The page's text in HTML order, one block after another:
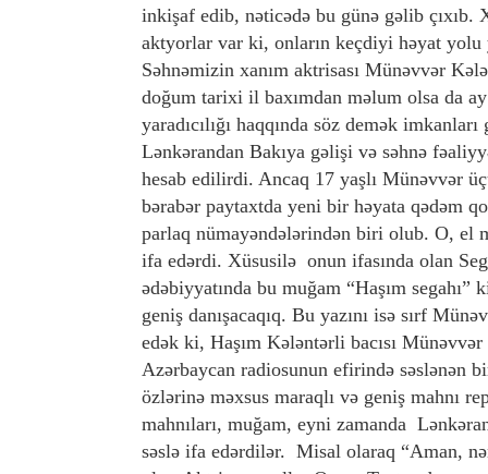
inkişaf edib, nəticədə bu günə gəlib çıxıb.
aktyorlar var ki, onların keçdiyi həyat yolu
Səhnəmizin xanım aktrisası Münəvvər
doğum tarixi il baxımdan məlum olsa da
yaradıcılığı haqqında söz demək
Lənkərandan Bakıya gəlişi və səhnə
hesab edilirdi. Ancaq 17 yaşlı Münəvvər
bərabər paytaxtda yeni bir həyata qədəm
parlaq nümayəndələrindən biri olub. O, el
ifa edərdi. Xüsusilə onun ifasında olan
ədəbiyyatında bu muğam “Haşım
geniş danışacaqıq. Bu yazını isə sırf
edək ki, Haşım Kələntərli bacısı
Azərbaycan radiosunun efirində səslənən
özlərinə məxsus maraqlı və geniş mahnı
mahnıları, muğam, eyni zamanda
səslə ifa edərdilər. Misal olaraq “Aman,